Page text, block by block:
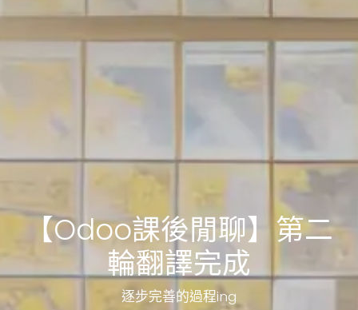
【Odoo課後閒聊】第二
輪翻譯完成
逐步完善的過程ing